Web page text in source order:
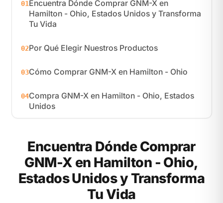
01Encuentra Dónde Comprar GNM-X en
Hamilton - Ohio, Estados Unidos y Transforma
Tu Vida
02Por Qué Elegir Nuestros Productos
03Cómo Comprar GNM-X en Hamilton - Ohio
04Compra GNM-X en Hamilton - Ohio, Estados
Unidos
Encuentra Dónde Comprar
GNM-X en Hamilton - Ohio,
Estados Unidos y Transforma
Tu Vida